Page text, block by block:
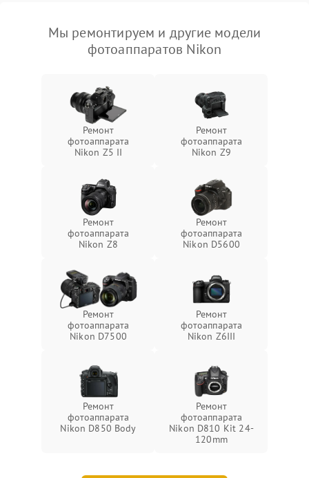
Мы ремонтируем и другие модели
фотоаппаратов Nikon
Ремонт
фотоаппарата
Nikon Z5 II
Ремонт
фотоаппарата
Nikon Z9
Ремонт
фотоаппарата
Nikon Z8
Ремонт
фотоаппарата
Nikon D5600
Ремонт
фотоаппарата
Nikon D7500
Ремонт
фотоаппарата
Nikon Z6III
Ремонт
фотоаппарата
Nikon D850 Body
Ремонт
фотоаппарата
Nikon D810 Kit 24-
120mm